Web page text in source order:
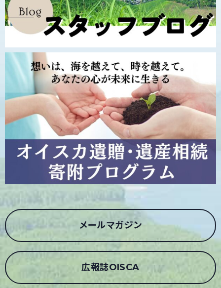
メールマガジン
広報誌OISCA